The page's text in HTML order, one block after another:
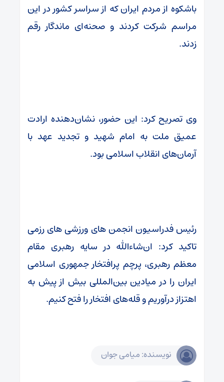
باشکوه از مردم ایران که از سراسر کشور در این
مراسم شرکت کردند و صحنه‌ای ماندگار رقم
زدند.
وی تصریح کرد: این حضور، نشان‌دهنده ارادت
عمیق ملت به امام شهید و تجدید عهد با
آرمان‌های انقلاب اسلامی بود.
رئیس فدراسیون انجمن های ورزشی های رزمی
تاکید کرد: ان‌شاءالله در سایه رهبری مقام
معظم رهبری، پرچم پرافتخار جمهوری اسلامی
ایران را در میادین بین‌المللی بیش از پیش به
اهتزاز درآوریم و قله‌های افتخار را فتح کنیم.
نویسنده: میامی جوان